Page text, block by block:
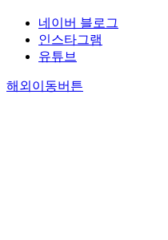
네이버 블로그
인스타그램
유튜브
해외이동버튼